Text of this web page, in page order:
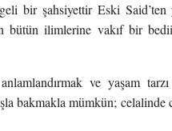
bir şahsiyettir Eski
ilimlerine vakıf bir bedii
ve yaşam
bakmakla mümkün;